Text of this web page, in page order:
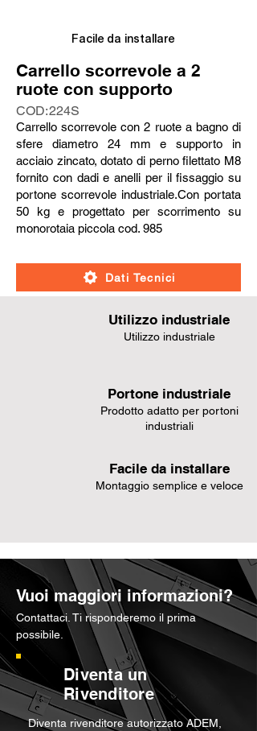
Facile da installare
Carrello scorrevole a 2
ruote con supporto
COD:224S
Carrello scorrevole con 2 ruote a bagno di
sfere diametro 24 mm e supporto in
acciaio zincato, dotato di perno filettato M8
fornito con dadi e anelli per il fissaggio su
portone scorrevole industriale.Con portata
50 kg e progettato per scorrimento su
monorotaia piccola cod. 985
Dati Tecnici
Utilizzo industriale
Utilizzo industriale
Portone industriale
Prodotto adatto per portoni
industriali
Facile da installare
Montaggio semplice e veloce
Vuoi maggiori informazioni?
Contattaci. Ti risponderemo il prima
possibile.
Diventa un
Rivenditore
Diventa rivenditore autorizzato ADEM,